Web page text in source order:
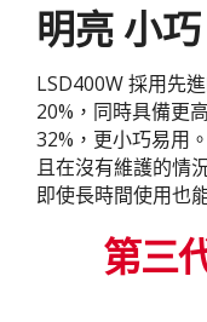
明亮 小
LSD400W 採用先
20%，同時具備更
32%，更小巧易用
且在沒有維護的情
即使長時間使用也
第三